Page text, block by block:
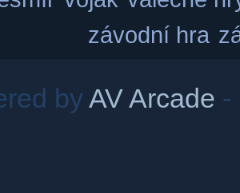
závodní hra
byAV Arcade -